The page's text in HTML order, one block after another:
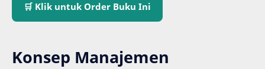
🛒 Klik untuk Order Buku Ini
Konsep Manajemen